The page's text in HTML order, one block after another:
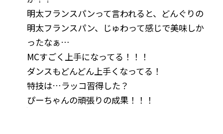
明太フランスパンって言われると、どんぐりの
明太フランスパン、じゅわって感じで美味しか
ったなぁ…
MCすごく上手になってる！！！
ダンスもどんどん上手くなってる！
特技は…ラッコ習得した？
ぴーちゃんの頑張りの成果！！！